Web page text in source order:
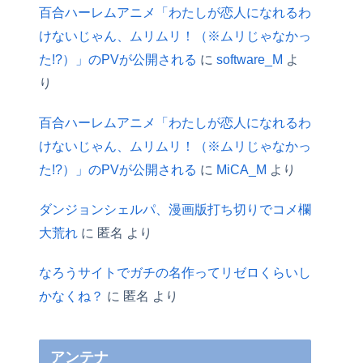
百合ハーレムアニメ「わたしが恋人になれるわ
けないじゃん、ムリムリ！（※ムリじゃなかっ
た!?）」のPVが公開される に software_M よ
り
百合ハーレムアニメ「わたしが恋人になれるわ
けないじゃん、ムリムリ！（※ムリじゃなかっ
た!?）」のPVが公開される に MiCA_M より
ダンジョンシェルパ、漫画版打ち切りでコメ欄
大荒れ に 匿名 より
なろうサイトでガチの名作ってリゼロくらいし
かなくね？ に 匿名 より
アンテナ